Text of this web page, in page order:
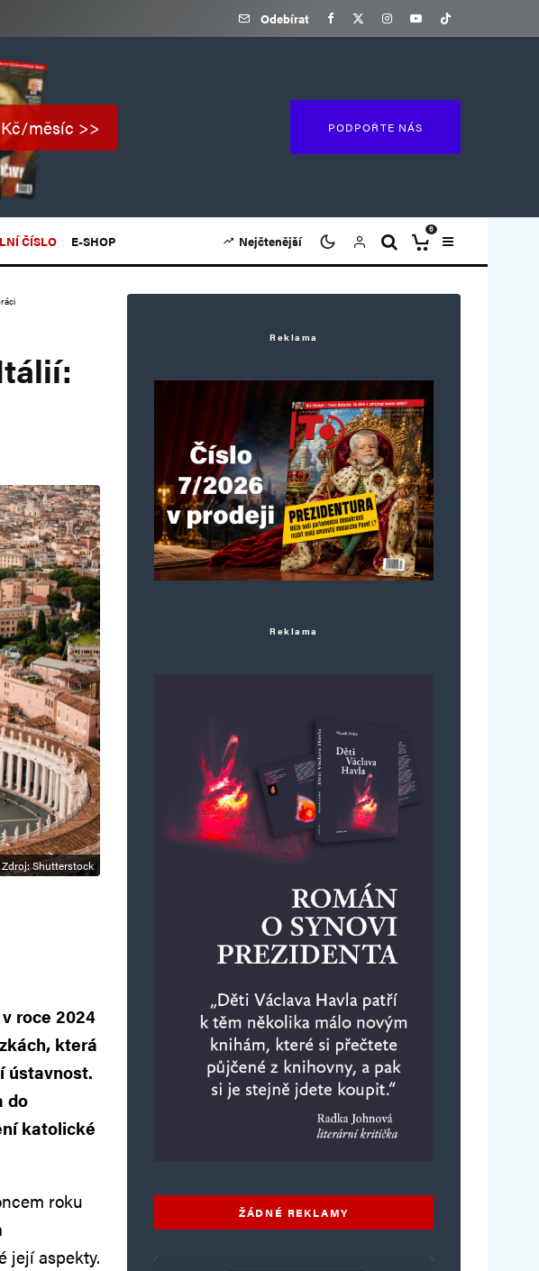
Odebírat
měsíc >> PODPOŘTE NÁS
ČÍSLO E-SHOP Nejčtenější
0
Zdroj: Shutterstock
roce 2024
která
ústavnost.
do
katolické
roku
její aspekty.
Reklama
Reklama
ŽÁDNÉ REKLAMY